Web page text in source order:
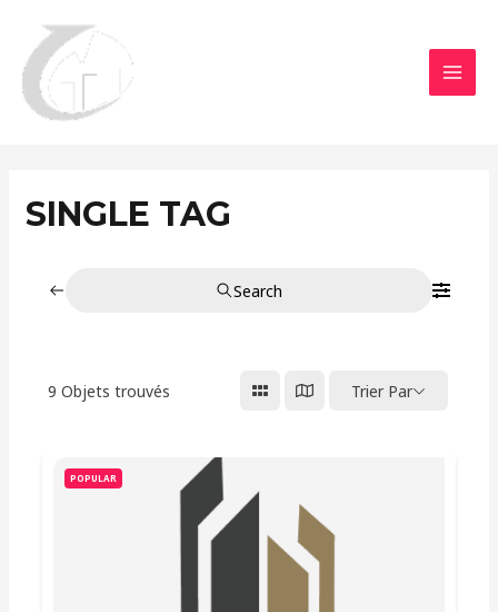
contenu
SINGLE TAG
Search
9 Objets trouvés Trier Par
POPULAR